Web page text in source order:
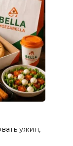
ужин,